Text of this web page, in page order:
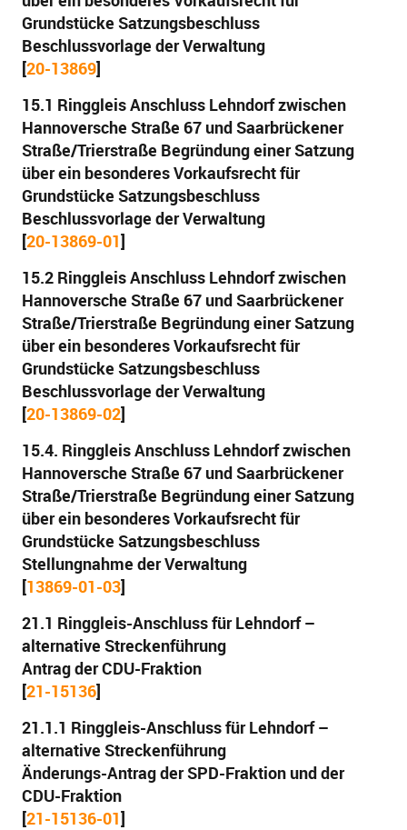
Grundstücke Satzungsbeschluss
Beschlussvorlage der Verwaltung
[20-13869]
15.1 Ringgleis Anschluss Lehndorf zwischen
Hannoversche Straße 67 und Saarbrückener
Straße/Trierstraße Begründung einer Satzung
über ein besonderes Vorkaufsrecht für
Grundstücke Satzungsbeschluss
Beschlussvorlage der Verwaltung
[20-13869-01]
15.2 Ringgleis Anschluss Lehndorf zwischen
Hannoversche Straße 67 und Saarbrückener
Straße/Trierstraße Begründung einer Satzung
über ein besonderes Vorkaufsrecht für
Grundstücke Satzungsbeschluss
Beschlussvorlage der Verwaltung
[20-13869-02]
15.4. Ringgleis Anschluss Lehndorf zwischen
Hannoversche Straße 67 und Saarbrückener
Straße/Trierstraße Begründung einer Satzung
über ein besonderes Vorkaufsrecht für
Grundstücke Satzungsbeschluss
Stellungnahme der Verwaltung
[13869-01-03]
21.1 Ringgleis-Anschluss für Lehndorf –
alternative Streckenführung
Antrag der CDU-Fraktion
[21-15136]
21.1.1 Ringgleis-Anschluss für Lehndorf –
alternative Streckenführung
Änderungs-Antrag der SPD-Fraktion und der
CDU-Fraktion
[21-15136-01]